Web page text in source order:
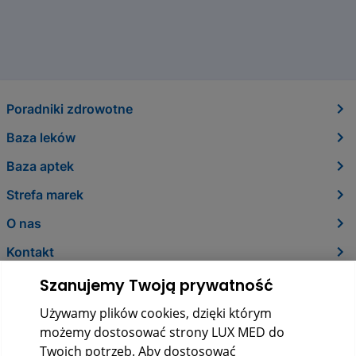
Poradniki zdrowotne
Baza leków
Baza aptek
Strefa marek
O nas
Kontakt
Szanujemy Twoją prywatność
Używamy plików cookies, dzięki którym
możemy dostosować strony LUX MED do
Twoich potrzeb. Aby dostosować